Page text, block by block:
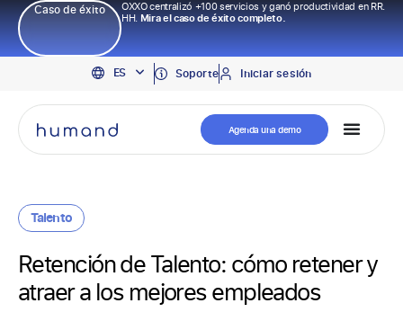
Caso de éxito
OXXO centralizó +100 servicios y ganó productividad en RR.
HH.Mira el caso de éxito completo.
ES
EN
PT
Soporte Iniciar sesión
Agenda una demo
Talento
Retención de Talento: cómo retener y
atraer a los mejores empleados